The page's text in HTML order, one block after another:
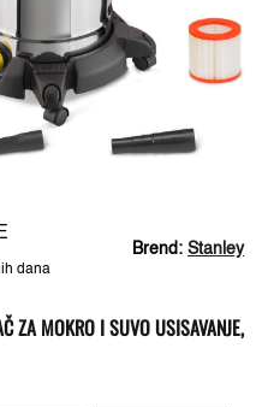
Brend: Stanley
dana
ZA MOKRO I SUVO USISAVANJE,